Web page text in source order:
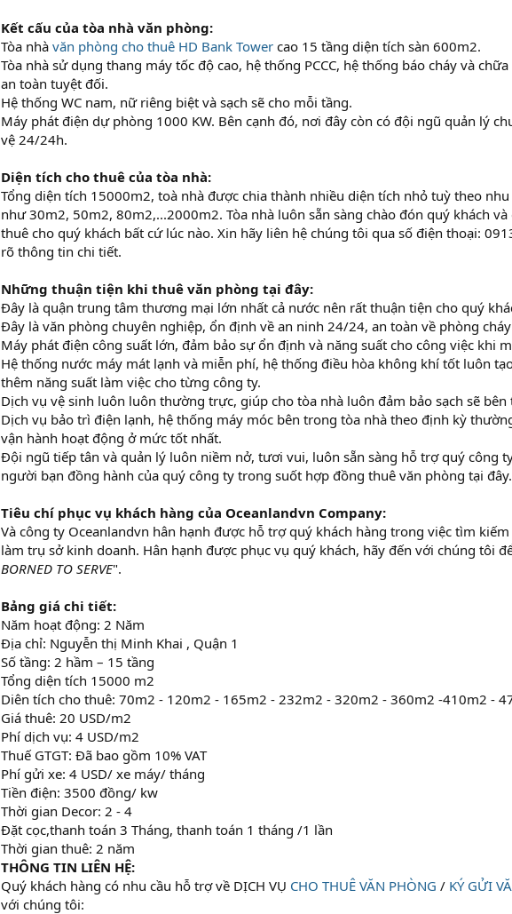
Kết cấu của tòa nhà văn phòng:
Tòa nhà văn phòng cho thuê HD Bank Tower cao 15 tầng diện tích sàn 600m2.
Tòa nhà sử dụng thang máy tốc độ cao, hệ thống PCCC, hệ thống báo cháy và
an toàn tuyệt đối.
Hệ thống WC nam, nữ riêng biệt và sạch sẽ cho mỗi tầng.
Máy phát điện dự phòng 1000 KW. Bên cạnh đó, nơi đây còn có đội ngũ quản lý
vệ 24/24h.
Diện tích cho thuê của tòa nhà:
Tổng diện tích 15000m2, toà nhà được chia thành nhiều diện tích nhỏ tuỳ theo nhu
như 30m2, 50m2, 80m2,...2000m2. Tòa nhà luôn sẵn sàng chào đón quý khách
thuê cho quý khách bất cứ lúc nào. Xin hãy liên hệ chúng tôi qua số điện thoại:
rõ thông tin chi tiết.
Những thuận tiện khi thuê văn phòng tại đây:
Đây là quận trung tâm thương mại lớn nhất cả nước nên rất thuận tiện cho quý
Đây là văn phòng chuyên nghiệp, ổn định về an ninh 24/24, an toàn về phòng
Máy phát điện công suất lớn, đảm bảo sự ổn định và năng suất cho công việc khi
Hệ thống nước máy mát lạnh và miễn phí, hệ thống điều hòa không khí tốt luôn
thêm năng suất làm việc cho từng công ty.
Dịch vụ vệ sinh luôn luôn thường trực, giúp cho tòa nhà luôn đảm bảo sạch sẽ
Dịch vụ bảo trì điện lạnh, hệ thống máy móc bên trong tòa nhà theo định kỳ
vận hành hoạt động ở mức tốt nhất.
Đội ngũ tiếp tân và quản lý luôn niềm nở, tươi vui, luôn sẵn sàng hỗ trợ quý công
người bạn đồng hành của quý công ty trong suốt hợp đồng thuê văn phòng tại
Tiêu chí phục vụ khách hàng của Oceanlandvn Company:
Và công ty Oceanlandvn hân hạnh được hỗ trợ quý khách hàng trong việc tìm kiếm
làm trụ sở kinh doanh. Hân hạnh được phục vụ quý khách, hãy đến với chúng tôi
BORNED TO SERVE".
Bảng giá chi tiết:
Năm hoạt động: 2 Năm
Địa chỉ: Nguyễn thị Minh Khai , Quận 1
Số tầng: 2 hầm – 15 tầng
Tổng diện tích 15000 m2
Diên tích cho thuê: 70m2 - 120m2 - 165m2 - 232m2 - 320m2 - 360m2 -410m2 -
Giá thuê: 20 USD/m2
Phí dịch vụ: 4 USD/m2
Thuế GTGT: Đã bao gồm 10% VAT
Phí gửi xe: 4 USD/ xe máy/ tháng
Tiền điện: 3500 đồng/ kw
Thời gian Decor: 2 - 4
Đặt cọc,thanh toán 3 Tháng, thanh toán 1 tháng /1 lần
Thời gian thuê: 2 năm
THÔNG TIN LIÊN HỆ:
Quý khách hàng có nhu cầu hỗ trợ về DỊCH VỤ CHO THUÊ VĂN PHÒNG / KÝ GỬI
với chúng tôi: